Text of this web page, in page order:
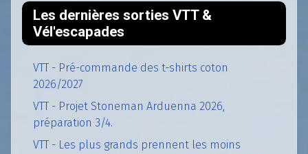
Les dernières sorties VTT &
Vél'escapades
VTT - Pré-commande des t-shirts coton
2026/2027
VTT - Projet Stoneman Arduenna 2026,
préparation 3/4.
VTT - Les plus grands prennent les moins